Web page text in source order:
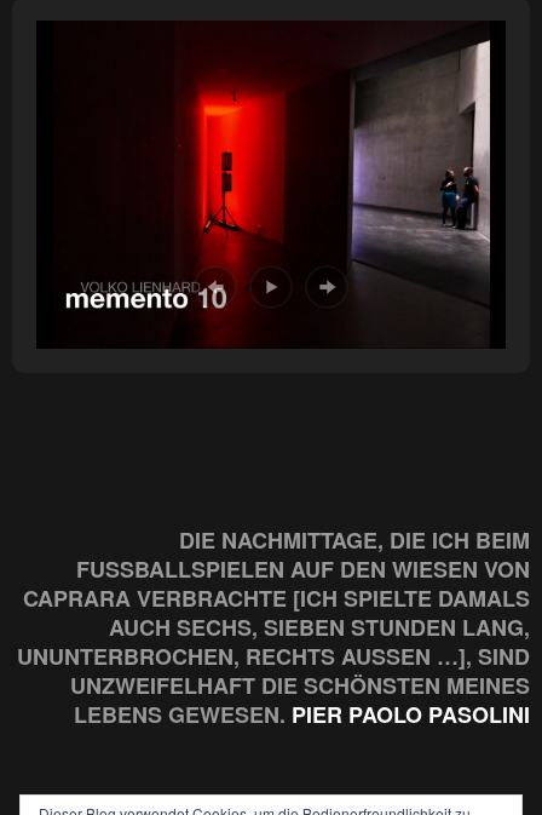
DIE NACHMITTAGE, DIE ICH BEIM
FUSSBALLSPIELEN AUF DEN WIESEN VON C
APRARA VERBRACHTE [ICH SPIELTE DAMALS A
UCH SECHS, SIEBEN STUNDEN LANG, U
NUNTERBROCHEN, RECHTS AUSSEN …], SIND UN
ZWEIFELHAFT DIE SCHÖNSTEN MEINES LE
BENS GEWESEN.
PIER PAOLO PASOLINI